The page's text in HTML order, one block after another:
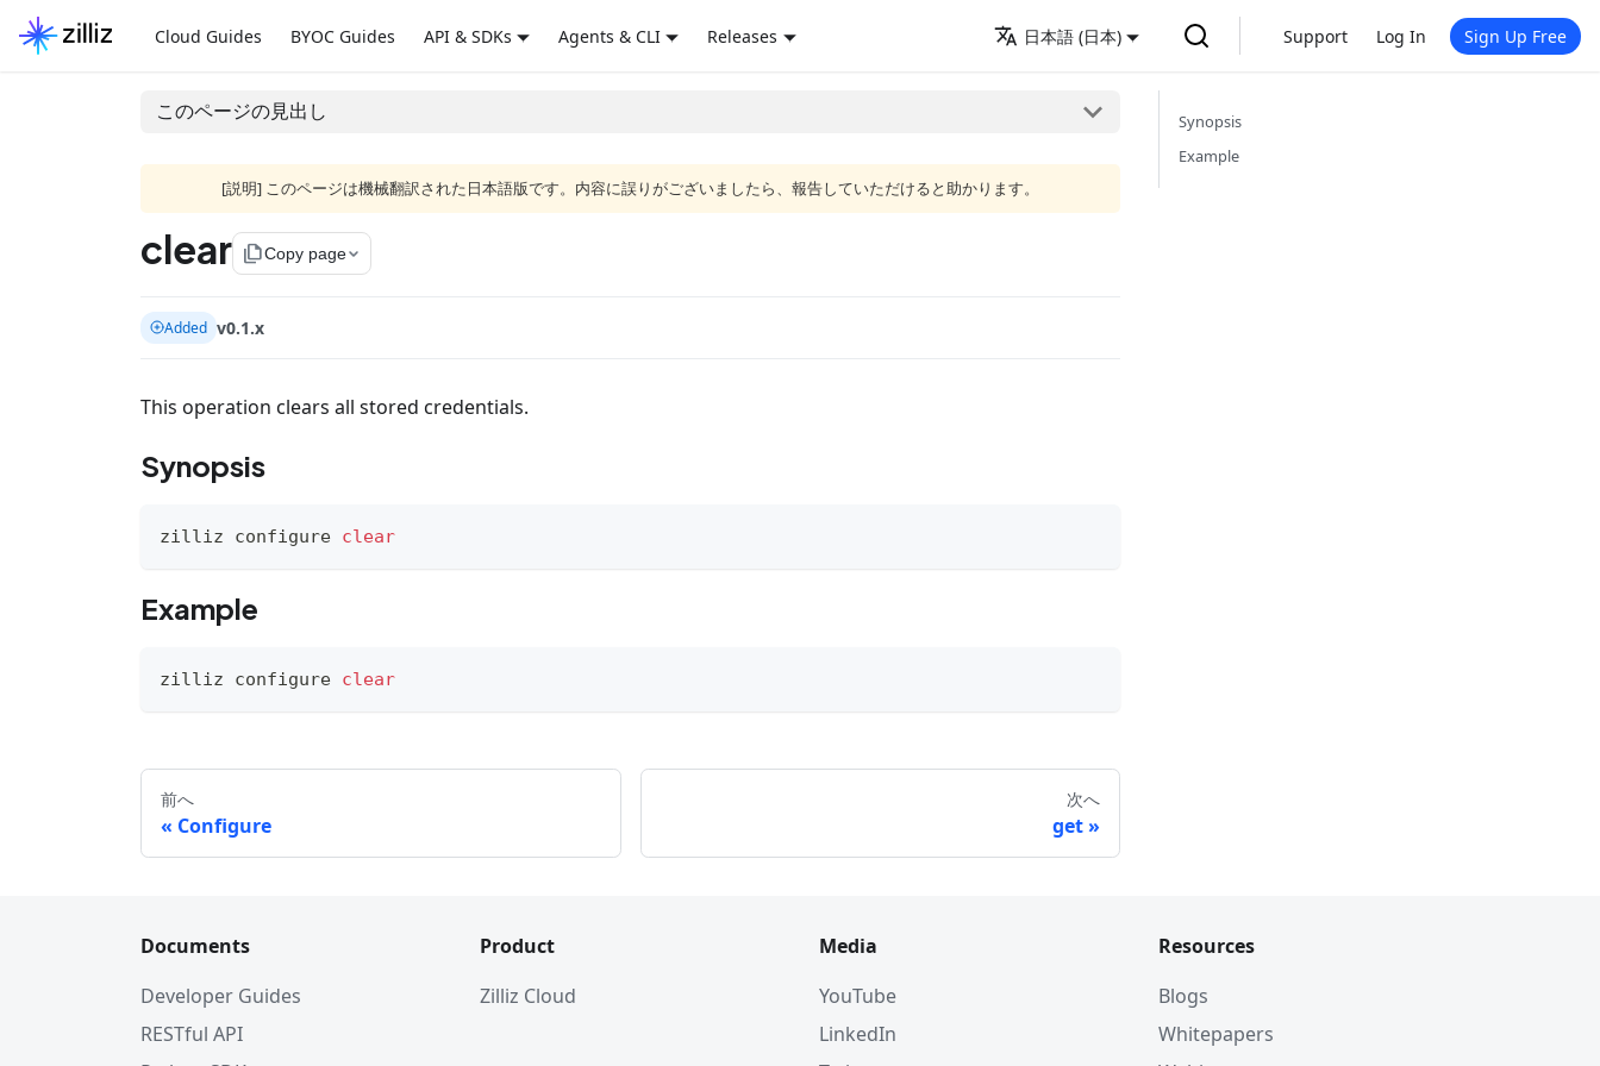
Cloud Guides BYOC Guides API & SDKs Agents & CLI Releases 日本語 (日本) Support Log In Sign Up Free
このページの見出し
[説明] このページは機械翻訳された日本語版です。内容に誤りがございましたら、報告していただけると助かります。
clear file_copyCopy page
Added v0.1.x
This operation clears all stored credentials.
Synopsis
zilliz configure clear
Example
zilliz configure clear
前へ
Configure
次へ
get
Synopsis
Example
Documents
Developer Guides
RESTful API
Product
Zilliz Cloud
Media
YouTube
LinkedIn
Resources
Blogs
Whitepapers